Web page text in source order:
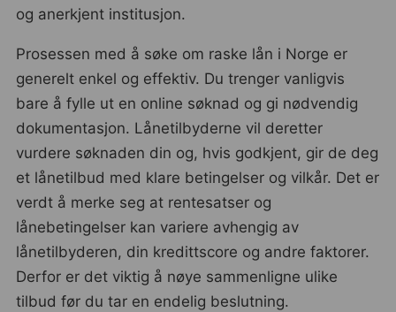
og anerkjent institusjon.
Prosessen med å søke om raske lån i Norge er
generelt enkel og effektiv. Du trenger vanligvis
bare å fylle ut en online søknad og gi nødvendig
dokumentasjon. Lånetilbyderne vil deretter
vurdere søknaden din og, hvis godkjent, gir de deg
et lånetilbud med klare betingelser og vilkår. Det er
verdt å merke seg at rentesatser og
lånebetingelser kan variere avhengig av
lånetilbyderen, din kredittscore og andre faktorer.
Derfor er det viktig å nøye sammenligne ulike
tilbud før du tar en endelig beslutning.